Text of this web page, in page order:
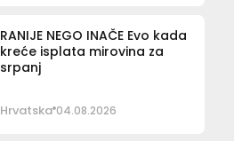
RANIJE NEGO INAČE Evo kada
kreće isplata mirovina za
srpanj
Hrvatska 04.08.2026